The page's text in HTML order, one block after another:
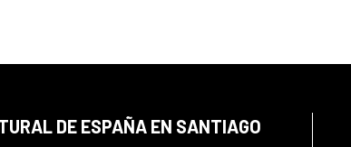
DE ESPAÑA EN SANTIAGO